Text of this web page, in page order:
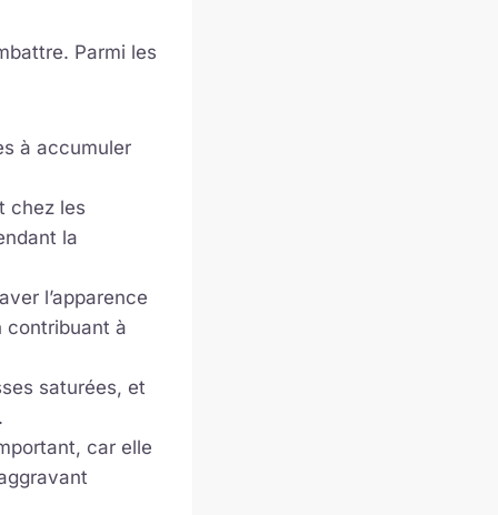
Parmi les
à accumuler
chez les
la
l’apparence
contribuant à
saturées, et
car elle